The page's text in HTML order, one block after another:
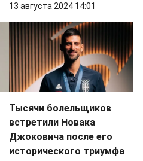
13 августа 2024 14:01
Тысячи болельщиков
встретили Новака
Джоковича после его
исторического триумфа